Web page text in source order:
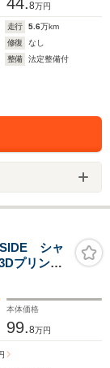
8万円
走行 5.6万km
修復
なし
整備
法定整備付
シャ
プリンタ
ト LED
関係一
本体価格
99.8万円